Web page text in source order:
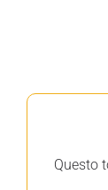
Questo